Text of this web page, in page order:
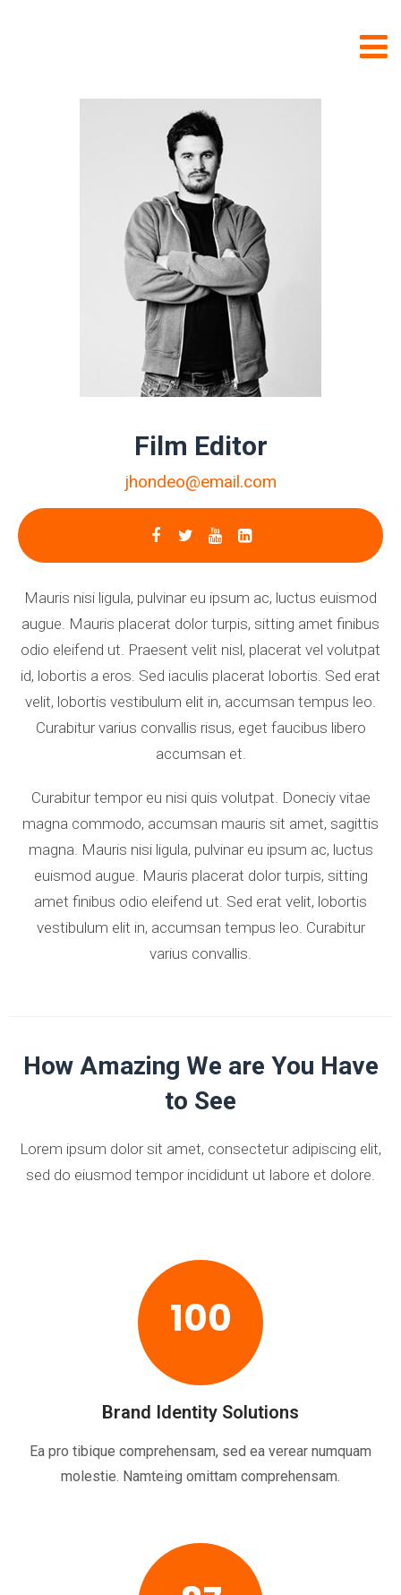
Film Editor
jhondeo@email.com
Mauris nisi ligula, pulvinar eu ipsum ac, luctus euismod
augue. Mauris placerat dolor turpis, sitting amet finibus
odio eleifend ut. Praesent velit nisl, placerat vel volutpat
id, lobortis a eros. Sed iaculis placerat lobortis. Sed erat
velit, lobortis vestibulum elit in, accumsan tempus leo.
Curabitur varius convallis risus, eget faucibus libero
accumsan et.
Curabitur tempor eu nisi quis volutpat. Doneciy vitae
magna commodo, accumsan mauris sit amet, sagittis
magna. Mauris nisi ligula, pulvinar eu ipsum ac, luctus
euismod augue. Mauris placerat dolor turpis, sitting
amet finibus odio eleifend ut. Sed erat velit, lobortis
vestibulum elit in, accumsan tempus leo. Curabitur
varius convallis.
How Amazing We are You Have
to See
Lorem ipsum dolor sit amet, consectetur adipiscing elit,
sed do eiusmod tempor incididunt ut labore et dolore.
100
Brand Identity Solutions
Ea pro tibique comprehensam, sed ea verear numquam
molestie. Namteing omittam comprehensam.